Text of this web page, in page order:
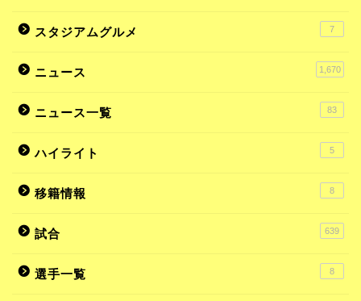
スタジアムグルメ 7
ニュース 1,670
ニュース一覧 83
ハイライト 5
移籍情報 8
試合 639
選手一覧 8